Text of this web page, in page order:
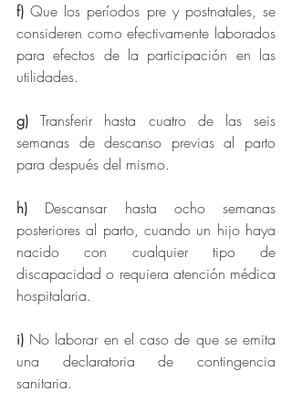
f) Que los períodos pre y postnatales, se
consideren como efectivamente laborados
para efectos de la participación en las
utilidades.
g) Transferir hasta cuatro de las seis
semanas de descanso previas al parto
para después del mismo.
h) Descansar hasta ocho semanas
posteriores al parto, cuando un hijo haya
nacido con cualquier tipo de
discapacidad o requiera atención médica
hospitalaria.
i) No laborar en el caso de que se emita
una declaratoria de contingencia
sanitaria.